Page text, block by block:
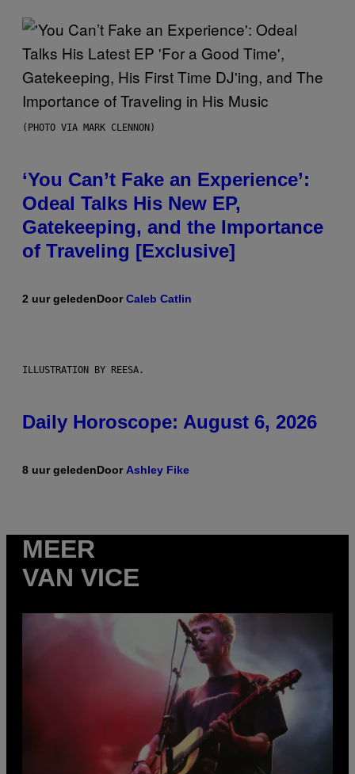
(PHOTO VIA MARK CLENNON)
‘You Can’t Fake an Experience’:
Odeal Talks His New EP,
Gatekeeping, and the Importance
of Traveling [Exclusive]
2 uur geledenDoorCaleb Catlin
ILLUSTRATION BY REESA.
Daily Horoscope: August 6, 2026
8 uur geledenDoorAshley Fike
MEER
VAN VICE